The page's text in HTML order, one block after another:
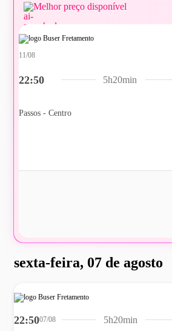
Melhor preço disponível
22:50
11/08
Passos - Centro
5h20min
sexta-feira, 07 de agosto
22:5007/08 5h20min